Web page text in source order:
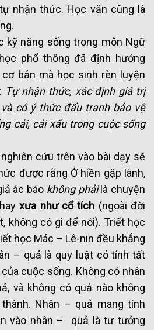
nhận thức. Học văn cũng là
năng sống trong môn Ngữ
phổ thông đã định hướng
bản mà học sinh rèn luyện
Tự nhận thức, xác định giá trị
có ý thức đấu tranh bảo vệ
cái, cái xấu trong cuộc sống
cứu trên vào bài dạy sẽ
được rằng Ở hiền gặp lành,
ác báo không phảilà chuyện
hayxưa như cổ tích (ngoài đời
không có gì để nói). Triết học
học Mác – Lê-nin đều khẳng
– quả là quy luật có tính tất
cuộc sống. Không có nhân
và không có quả nào không
Nhân – quả mang tính
vào nhân – quả là tư tưởng